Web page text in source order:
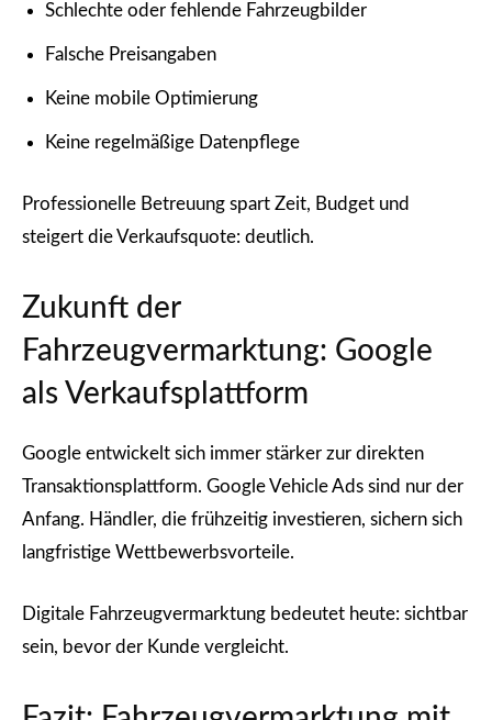
Schlechte oder fehlende Fahrzeugbilder
Falsche Preisangaben
Keine mobile Optimierung
Keine regelmäßige Datenpflege
Professionelle Betreuung spart Zeit, Budget und
steigert die Verkaufsquote: deutlich.
Zukunft der
Fahrzeugvermarktung: Google
als Verkaufsplattform
Google entwickelt sich immer stärker zur direkten
Transaktionsplattform. Google Vehicle Ads sind nur der
Anfang. Händler, die frühzeitig investieren, sichern sich
langfristige Wettbewerbsvorteile.
Digitale Fahrzeugvermarktung bedeutet heute: sichtbar
sein, bevor der Kunde vergleicht.